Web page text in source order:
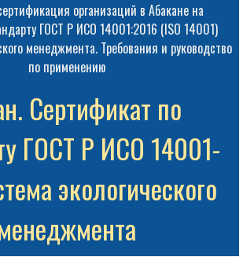
организаций в Абакане на
ГОСТ Р ИСО 14001:2016 (ISO 14001)
менеджмента. Требования и руководство
по применению
Сертификат по
ГОСТ Р ИСО 14001-
экологического